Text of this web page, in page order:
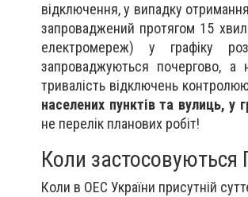
відключення, у випадку
запроваджений протягом 15
електромереж) у графіку
запроваджуються почергово,
тривалість відключень
населених пунктів та вулиць, у
не перелік планових робіт!
Коли застосовуються
Коли в ОЕС України присутній